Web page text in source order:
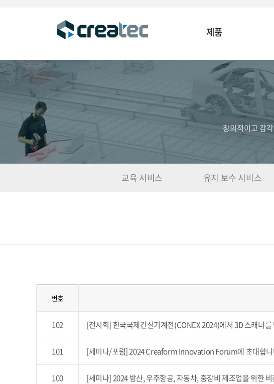
제품
창의적이고 감
교육 서비스 유지 보수 서비스
번호
102 [전시회] 한국국제건설기계전(CONEX 2024)에서 3D 스캐너
101 [세미나/포럼] 2024 Creaform Innovation Forum에 초대합
100 [세미나] 2024 방산, 우주항공, 자동차, 중장비 제조업을 위한